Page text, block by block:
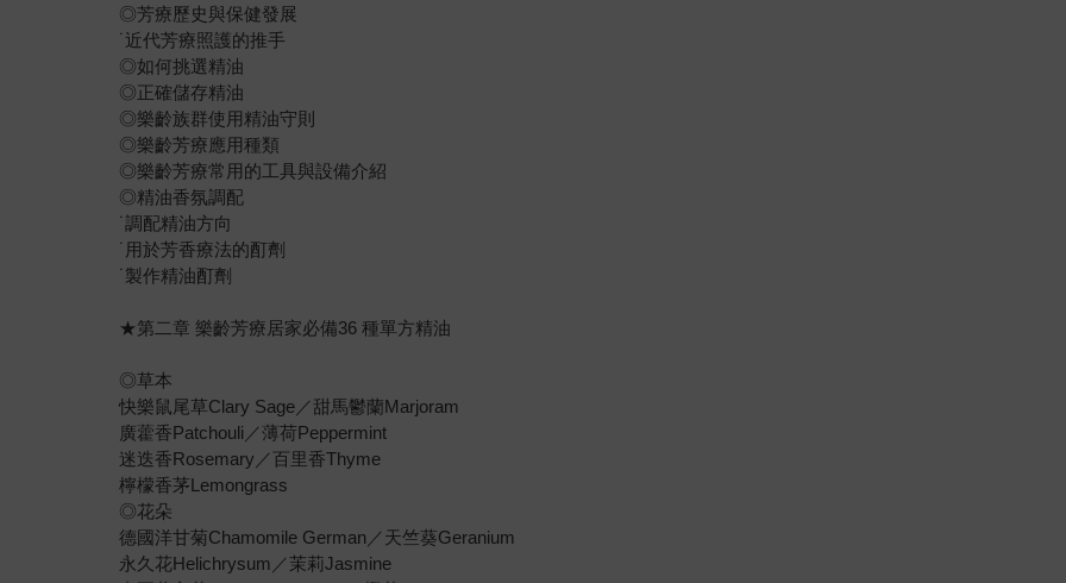
◎芳療歷史與保健發展
˙近代芳療照護的推手
◎如何挑選精油
◎正確儲存精油
◎樂齡族群使用精油守則
◎樂齡芳療應用種類
◎樂齡芳療常用的工具與設備介紹
◎精油香氛調配
˙調配精油方向
˙用於芳香療法的酊劑
˙製作精油酊劑
★第二章 樂齡芳療居家必備36 種單方精油
◎草本
快樂鼠尾草Clary Sage／甜馬鬱蘭Marjoram
廣藿香Patchouli／薄荷Peppermint
迷迭香Rosemary／百里香Thyme
檸檬香茅Lemongrass
◎花朵
德國洋甘菊Chamomile German／天竺葵Geranium
永久花Helichrysum／茉莉Jasmine